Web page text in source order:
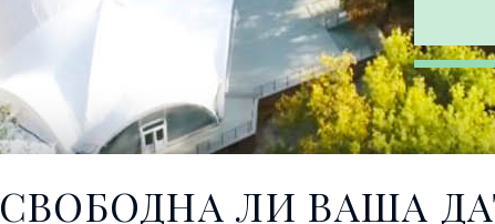
СВОБОДНА ЛИ ВАША